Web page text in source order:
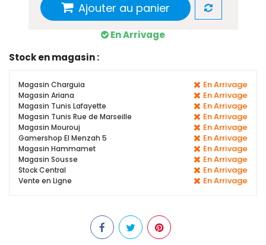
Ajouter au panier
En Arrivage
Stock en magasin :
Magasin Charguia En Arrivage
Magasin Ariana En Arrivage
Magasin Tunis Lafayette En Arrivage
Magasin Tunis Rue de Marseille En Arrivage
Magasin Mourouj En Arrivage
Gamershop El Menzah 5 En Arrivage
Magasin Hammamet En Arrivage
Magasin Sousse En Arrivage
Stock Central En Arrivage
Vente en Ligne En Arrivage